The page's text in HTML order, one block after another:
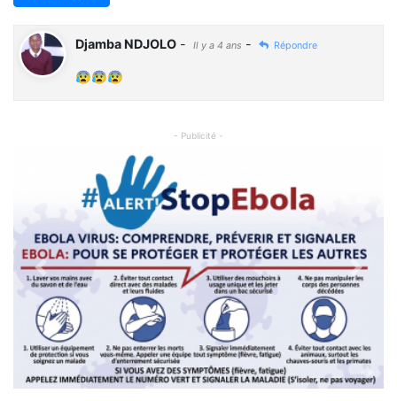
Djamba NDJOLO - Il y a 4 ans - Répondre
😰😰😰
- Publicité -
Previous Next